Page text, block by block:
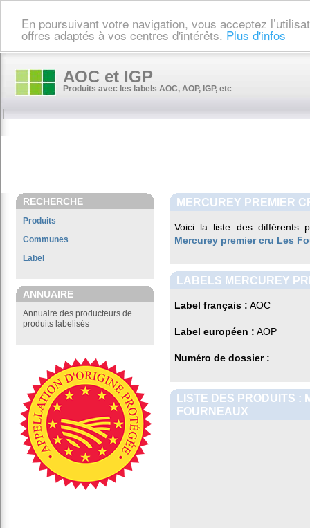
En poursuivant votre navigation, vous acceptez
offres adaptés à vos centres d'intérêts. Plus d'infos
AOC et IGP
Produits avec les labels AOC, AOP, IGP, etc
RECHERCHE
Produits
Communes
Label
ANNUAIRE
Annuaire des producteurs de
produits labelisés
MERCUREY PREMIER
Voici la liste des différents
Mercurey premier cru Les
LABELS MERCUREY
Label français : AOC
Label européen : AOP
Numéro de dossier :
LISTE DES PRODUITS :
FOURNEAUX